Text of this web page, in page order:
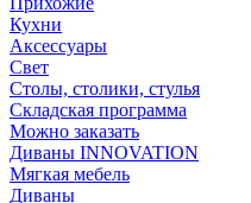
Кухни
Аксессуары
Свет
Столы, столики, стулья
Складская программа
Можно заказать
Диваны INNOVATION
Мягкая мебель
Диваны